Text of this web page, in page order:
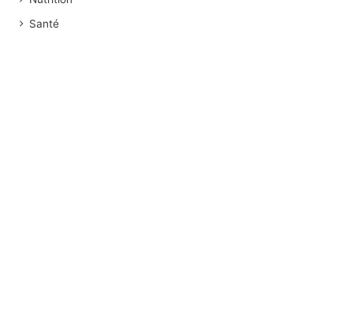
Santé